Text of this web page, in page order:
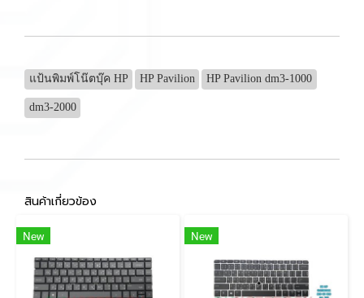
แป้นพิมพ์โน๊ตบุ๊ค HP HP Pavilion HP Pavilion dm3-1000
dm3-2000
สินค้าเกี่ยวข้อง
New New